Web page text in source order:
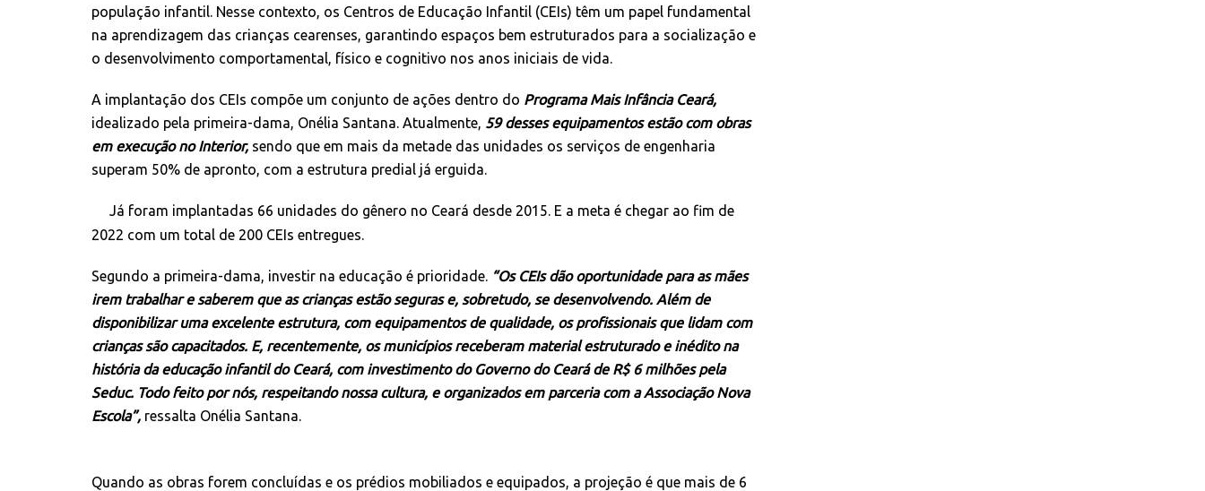
população infantil. Nesse contexto, os Centros de Educação Infantil (CEIs) têm um papel fundamental
na aprendizagem das crianças cearenses, garantindo espaços bem estruturados para a socialização e
o desenvolvimento comportamental, físico e cognitivo nos anos iniciais de vida.
A implantação dos CEIs compõe um conjunto de ações dentro do Programa Mais Infância Ceará,
idealizado pela primeira-dama, Onélia Santana. Atualmente, 59 desses equipamentos estão com obras
em execução no Interior, sendo que em mais da metade das unidades os serviços de engenharia
superam 50% de apronto, com a estrutura predial já erguida.
Já foram implantadas 66 unidades do gênero no Ceará desde 2015. E a meta é chegar ao fim de
2022 com um total de 200 CEIs entregues.
Segundo a primeira-dama, investir na educação é prioridade. “Os CEIs dão oportunidade para as mães
irem trabalhar e saberem que as crianças estão seguras e, sobretudo, se desenvolvendo. Além de
disponibilizar uma excelente estrutura, com equipamentos de qualidade, os profissionais que lidam com
crianças são capacitados. E, recentemente, os municípios receberam material estruturado e inédito na
história da educação infantil do Ceará, com investimento do Governo do Ceará de R$ 6 milhões pela
Seduc. Todo feito por nós, respeitando nossa cultura, e organizados em parceria com a Associação Nova
Escola”, ressalta Onélia Santana.
Quando as obras forem concluídas e os prédios mobiliados e equipados, a projeção é que mais de 6